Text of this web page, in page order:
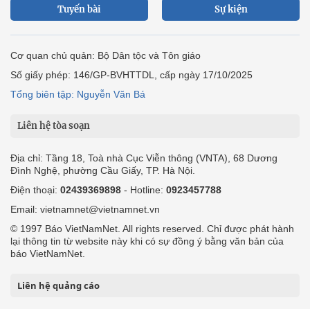
Tuyến bài Sự kiện
Cơ quan chủ quản: Bộ Dân tộc và Tôn giáo
Số giấy phép: 146/GP-BVHTTDL, cấp ngày 17/10/2025
Tổng biên tập: Nguyễn Văn Bá
Liên hệ tòa soạn
Địa chỉ: Tầng 18, Toà nhà Cục Viễn thông (VNTA), 68 Dương
Đình Nghệ, phường Cầu Giấy, TP. Hà Nội.
Điện thoại: 02439369898 - Hotline: 0923457788
Email: vietnamnet@vietnamnet.vn
© 1997 Báo VietNamNet. All rights reserved. Chỉ được phát hành
lại thông tin từ website này khi có sự đồng ý bằng văn bản của
báo VietNamNet.
Liên hệ quảng cáo